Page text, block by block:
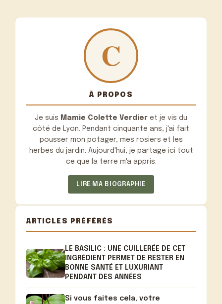
À PROPOS
Je suis Mamie Colette Verdier et je vis du
côté de Lyon. Pendant cinquante ans, j'ai fait
pousser mon potager, mes rosiers et les
herbes du jardin. Aujourd'hui, je partage ici tout
ce que la terre m'a appris.
LIRE MA BIOGRAPHIE
ARTICLES PRÉFÉRÉS
LE BASILIC : UNE CUILLERÉE DE CET
INGRÉDIENT PERMET DE RESTER EN
BONNE SANTÉ ET LUXURIANT
PENDANT DES ANNÉES
Si vous faites cela, votre